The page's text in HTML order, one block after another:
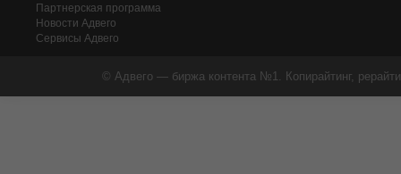
Партнерская программа
Новости Адвего
Сервисы Адвего
© Адвего — биржа контента №1. Копирайтинг,